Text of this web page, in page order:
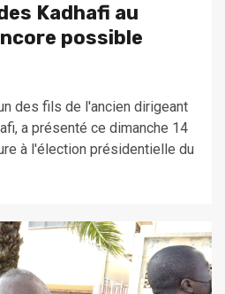
Kadhafi au
possible
des fils de l'ancien dirigeant
a présenté ce dimanche 14
à l'élection présidentielle du